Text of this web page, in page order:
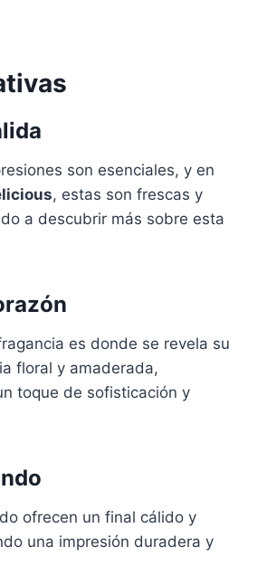
son esenciales, y en
, estas son frescas y
a descubrir más sobre esta
es donde se revela su
floral y amaderada,
toque de sofisticación y
ofrecen un final cálido y
una impresión duradera y